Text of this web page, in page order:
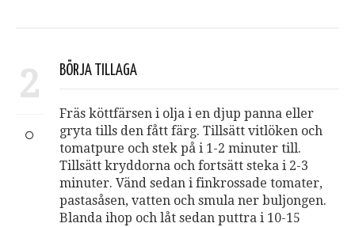
2 BÖRJA TILLAGA
Fräs köttfärsen i olja i en djup panna eller
gryta tills den fått färg. Tillsätt vitlöken och
tomatpure och stek på i 1-2 minuter till.
Tillsätt kryddorna och fortsätt steka i 2-3
minuter. Vänd sedan i finkrossade tomater,
pastasåsen, vatten och smula ner buljongen.
Blanda ihop och låt sedan puttra i 10-15